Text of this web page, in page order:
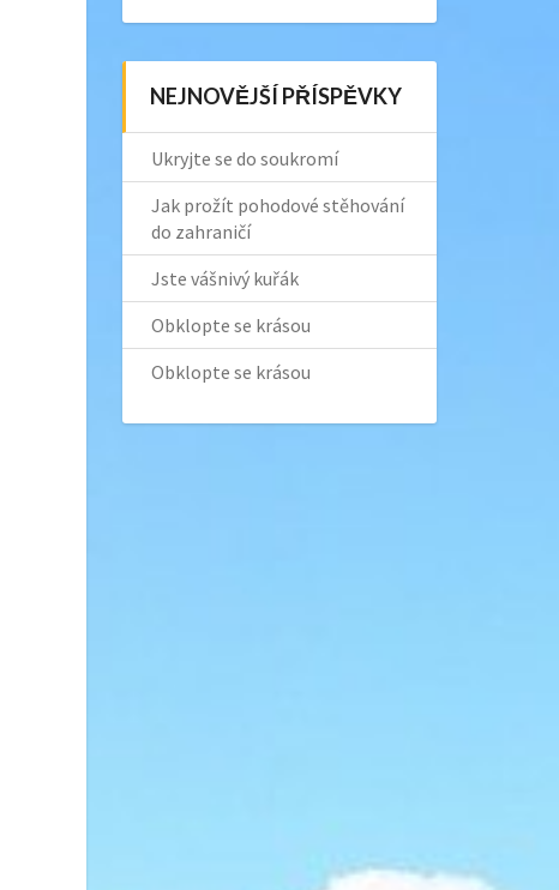
NEJNOVĚJŠÍ PŘÍSPĚVKY
Ukryjte se do soukromí
Jak prožít pohodové stěhování
do zahraničí
Jste vášnivý kuřák
Obklopte se krásou
Obklopte se krásou